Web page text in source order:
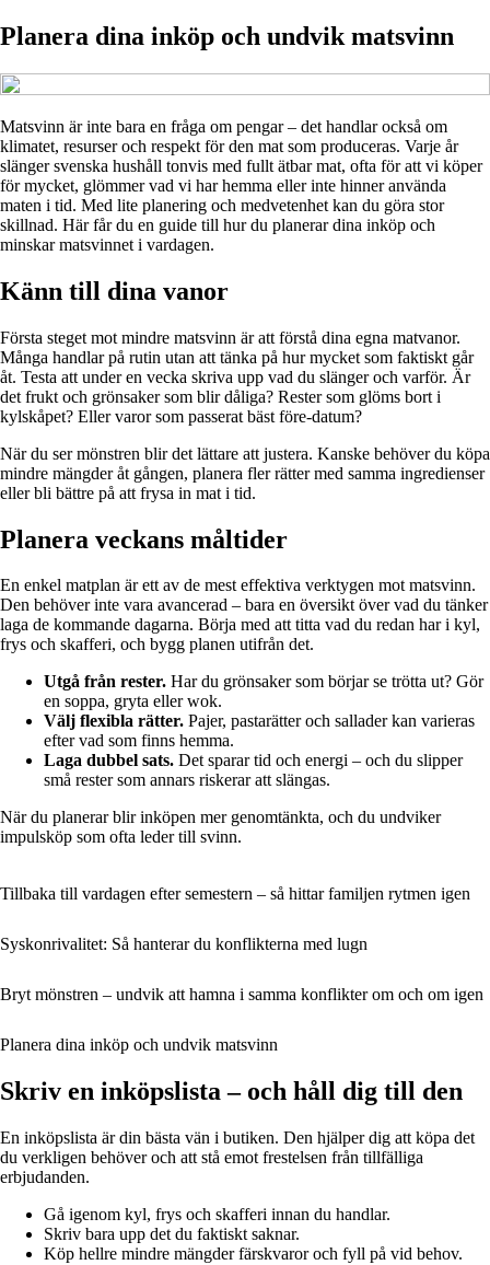
Planera dina inköp och undvik matsvinn
Matsvinn är inte bara en fråga om pengar – det handlar också om
klimatet, resurser och respekt för den mat som produceras. Varje år
slänger svenska hushåll tonvis med fullt ätbar mat, ofta för att vi köper
för mycket, glömmer vad vi har hemma eller inte hinner använda
maten i tid. Med lite planering och medvetenhet kan du göra stor
skillnad. Här får du en guide till hur du planerar dina inköp och
minskar matsvinnet i vardagen.
Känn till dina vanor
Första steget mot mindre matsvinn är att förstå dina egna matvanor.
Många handlar på rutin utan att tänka på hur mycket som faktiskt går
åt. Testa att under en vecka skriva upp vad du slänger och varför. Är
det frukt och grönsaker som blir dåliga? Rester som glöms bort i
kylskåpet? Eller varor som passerat bäst före-datum?
När du ser mönstren blir det lättare att justera. Kanske behöver du köpa
mindre mängder åt gången, planera fler rätter med samma ingredienser
eller bli bättre på att frysa in mat i tid.
Planera veckans måltider
En enkel matplan är ett av de mest effektiva verktygen mot matsvinn.
Den behöver inte vara avancerad – bara en översikt över vad du tänker
laga de kommande dagarna. Börja med att titta vad du redan har i kyl,
frys och skafferi, och bygg planen utifrån det.
Utgå från rester. Har du grönsaker som börjar se trötta ut? Gör
en soppa, gryta eller wok.
Välj flexibla rätter. Pajer, pastarätter och sallader kan varieras
efter vad som finns hemma.
Laga dubbel sats. Det sparar tid och energi – och du slipper
små rester som annars riskerar att slängas.
När du planerar blir inköpen mer genomtänkta, och du undviker
impulsköp som ofta leder till svinn.
Tillbaka till vardagen efter semestern – så hittar familjen rytmen igen
Syskonrivalitet: Så hanterar du konflikterna med lugn
Bryt mönstren – undvik att hamna i samma konflikter om och om igen
Planera dina inköp och undvik matsvinn
Skriv en inköpslista – och håll dig till den
En inköpslista är din bästa vän i butiken. Den hjälper dig att köpa det
du verkligen behöver och att stå emot frestelsen från tillfälliga
erbjudanden.
Gå igenom kyl, frys och skafferi innan du handlar.
Skriv bara upp det du faktiskt saknar.
Köp hellre mindre mängder färskvaror och fyll på vid behov.